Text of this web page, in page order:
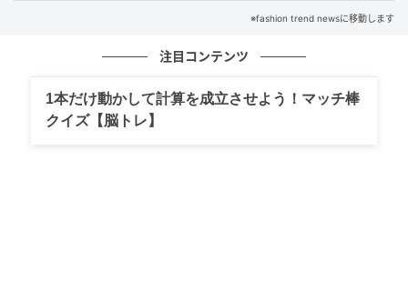
※fashion trend newsに移動します
注目コンテンツ
1本だけ動かして計算を成立させよう！マッチ棒
クイズ【脳トレ】